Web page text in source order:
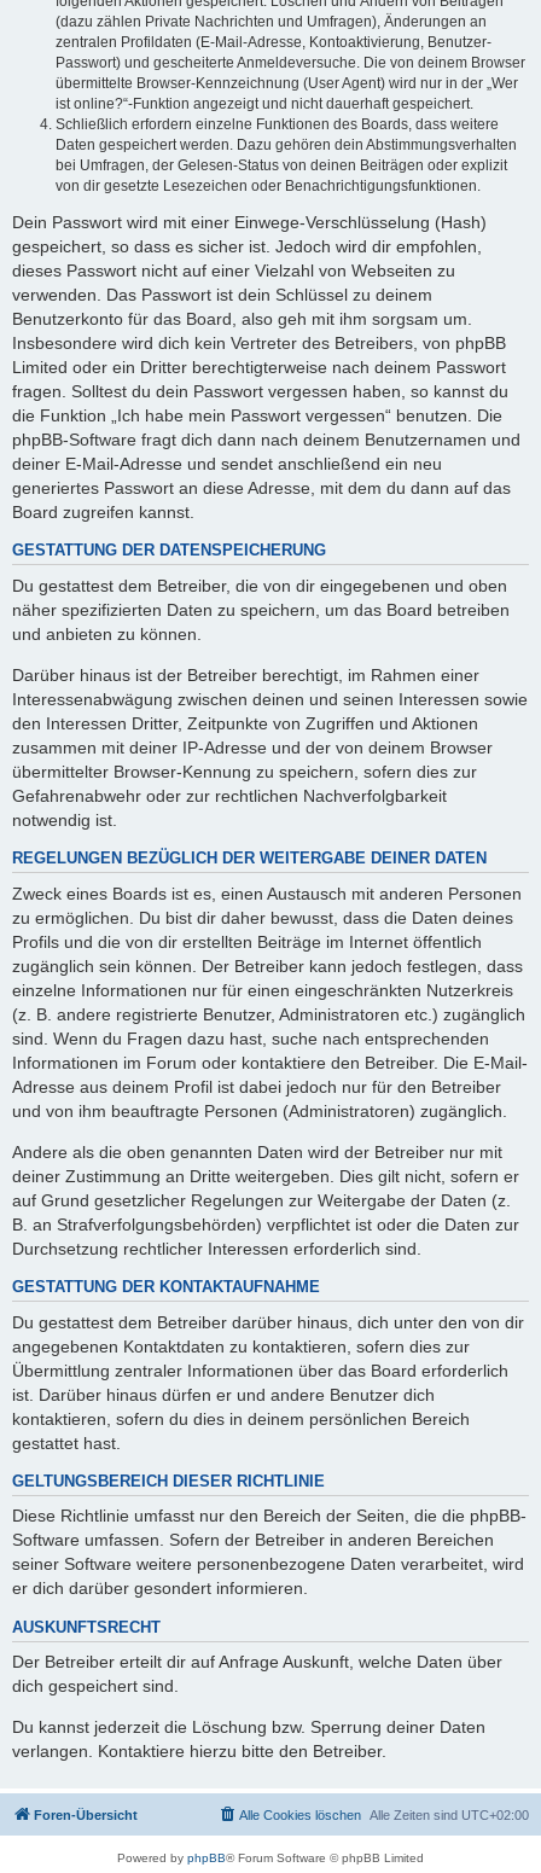
(dazu zählen Private Nachrichten und Umfragen), Änderungen an
zentralen Profildaten (E-Mail-Adresse, Kontoaktivierung, Benutzer-
Passwort) und gescheiterte Anmeldeversuche. Die von deinem Browser
übermittelte Browser-Kennzeichnung (User Agent) wird nur in der „Wer
ist online?“-Funktion angezeigt und nicht dauerhaft gespeichert.
Schließlich erfordern einzelne Funktionen des Boards, dass weitere
Daten gespeichert werden. Dazu gehören dein Abstimmungsverhalten
bei Umfragen, der Gelesen-Status von deinen Beiträgen oder explizit
von dir gesetzte Lesezeichen oder Benachrichtigungsfunktionen.
Dein Passwort wird mit einer Einwege-Verschlüsselung (Hash)
gespeichert, so dass es sicher ist. Jedoch wird dir empfohlen,
dieses Passwort nicht auf einer Vielzahl von Webseiten zu
verwenden. Das Passwort ist dein Schlüssel zu deinem
Benutzerkonto für das Board, also geh mit ihm sorgsam um.
Insbesondere wird dich kein Vertreter des Betreibers, von phpBB
Limited oder ein Dritter berechtigterweise nach deinem Passwort
fragen. Solltest du dein Passwort vergessen haben, so kannst du
die Funktion „Ich habe mein Passwort vergessen“ benutzen. Die
phpBB-Software fragt dich dann nach deinem Benutzernamen und
deiner E-Mail-Adresse und sendet anschließend ein neu
generiertes Passwort an diese Adresse, mit dem du dann auf das
Board zugreifen kannst.
GESTATTUNG DER DATENSPEICHERUNG
Du gestattest dem Betreiber, die von dir eingegebenen und oben
näher spezifizierten Daten zu speichern, um das Board betreiben
und anbieten zu können.
Darüber hinaus ist der Betreiber berechtigt, im Rahmen einer
Interessenabwägung zwischen deinen und seinen Interessen sowie
den Interessen Dritter, Zeitpunkte von Zugriffen und Aktionen
zusammen mit deiner IP-Adresse und der von deinem Browser
übermittelter Browser-Kennung zu speichern, sofern dies zur
Gefahrenabwehr oder zur rechtlichen Nachverfolgbarkeit
notwendig ist.
REGELUNGEN BEZÜGLICH DER WEITERGABE DEINER DATEN
Zweck eines Boards ist es, einen Austausch mit anderen Personen
zu ermöglichen. Du bist dir daher bewusst, dass die Daten deines
Profils und die von dir erstellten Beiträge im Internet öffentlich
zugänglich sein können. Der Betreiber kann jedoch festlegen, dass
einzelne Informationen nur für einen eingeschränkten Nutzerkreis
(z. B. andere registrierte Benutzer, Administratoren etc.) zugänglich
sind. Wenn du Fragen dazu hast, suche nach entsprechenden
Informationen im Forum oder kontaktiere den Betreiber. Die E-Mail-
Adresse aus deinem Profil ist dabei jedoch nur für den Betreiber
und von ihm beauftragte Personen (Administratoren) zugänglich.
Andere als die oben genannten Daten wird der Betreiber nur mit
deiner Zustimmung an Dritte weitergeben. Dies gilt nicht, sofern er
auf Grund gesetzlicher Regelungen zur Weitergabe der Daten (z.
B. an Strafverfolgungsbehörden) verpflichtet ist oder die Daten zur
Durchsetzung rechtlicher Interessen erforderlich sind.
GESTATTUNG DER KONTAKTAUFNAHME
Du gestattest dem Betreiber darüber hinaus, dich unter den von dir
angegebenen Kontaktdaten zu kontaktieren, sofern dies zur
Übermittlung zentraler Informationen über das Board erforderlich
ist. Darüber hinaus dürfen er und andere Benutzer dich
kontaktieren, sofern du dies in deinem persönlichen Bereich
gestattet hast.
GELTUNGSBEREICH DIESER RICHTLINIE
Diese Richtlinie umfasst nur den Bereich der Seiten, die die phpBB-
Software umfassen. Sofern der Betreiber in anderen Bereichen
seiner Software weitere personenbezogene Daten verarbeitet, wird
er dich darüber gesondert informieren.
AUSKUNFTSRECHT
Der Betreiber erteilt dir auf Anfrage Auskunft, welche Daten über
dich gespeichert sind.
Du kannst jederzeit die Löschung bzw. Sperrung deiner Daten
verlangen. Kontaktiere hierzu bitte den Betreiber.
Foren-Übersicht Alle Zeiten sind UTC+02:00
Alle Cookies löschen
Powered by phpBB® Forum Software © phpBB Limited